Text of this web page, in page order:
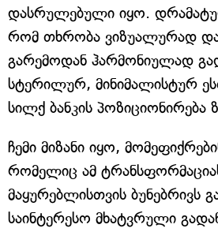
დასრულებული იყო.
რომ თხრობა ვიზუალურად
გარემოდან ჰარმონიულად
სტერილურ, მინიმალისტურ
სილქ ბანკის პოზიციონირება
ჩემი მიზანი იყო,
რომელიც ამ
მაყურებლისთვის ბუნებრივს
საინტერესო მხატვრული